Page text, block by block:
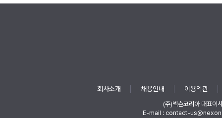
회사소개 채용안내 이용약관
(주)넥슨코리아 대표이
E-mail : contact-